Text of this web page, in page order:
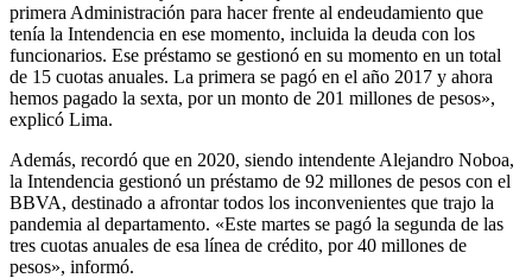
primera Administración para hacer frente al endeudamiento que
tenía la Intendencia en ese momento, incluida la deuda con los
funcionarios. Ese préstamo se gestionó en su momento en un total
de 15 cuotas anuales. La primera se pagó en el año 2017 y ahora
hemos pagado la sexta, por un monto de 201 millones de pesos»,
explicó Lima.
Además, recordó que en 2020, siendo intendente Alejandro Noboa,
la Intendencia gestionó un préstamo de 92 millones de pesos con el
BBVA, destinado a afrontar todos los inconvenientes que trajo la
pandemia al departamento. «Este martes se pagó la segunda de las
tres cuotas anuales de esa línea de crédito, por 40 millones de
pesos», informó.